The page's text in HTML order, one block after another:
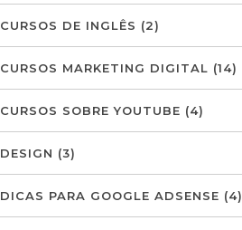
CURSOS DE INGLÊS (2)
CURSOS MARKETING DIGITAL (14)
CURSOS SOBRE YOUTUBE (4)
DESIGN (3)
DICAS PARA GOOGLE ADSENSE (4)